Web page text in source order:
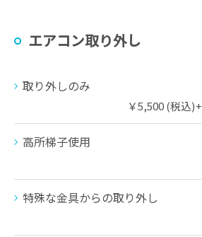
エアコン取り外し
取り外しのみ
￥5,500 (税込
高所梯子使用
特殊な金具からの取り外し